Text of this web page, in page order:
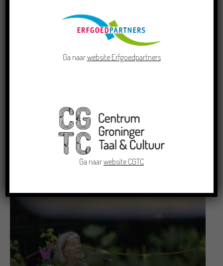
Crowdfunding voor bijzonder kinderboek met
Groningse liedjes en verhalen
Grensoverschrijdende uitwisseling in Oldenburg
rond het Gronings en Platduits
Ga naarwebsite Erfgoedpartners
Ga naarwebsite CGTC